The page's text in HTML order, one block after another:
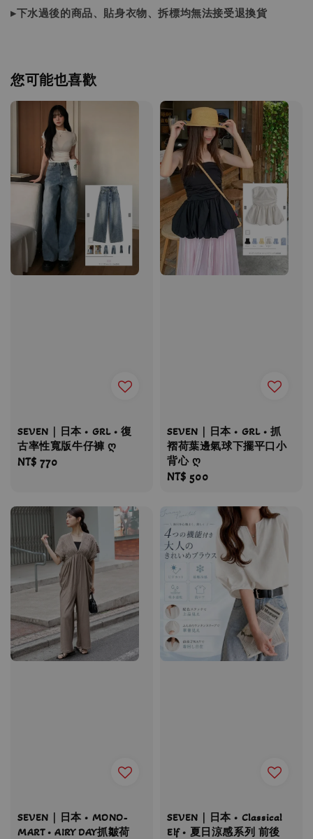
▸下水過後的商品、貼身衣物、拆標均無法接受退換貨
您可能也喜歡
SEVEN｜日本 • GRL • 復
古率性寬版牛仔褲 ღ
Regular
NT$ 770
SEVEN｜日本 • GRL • 抓
褶荷葉邊氣球下擺平口小
背心 ღ
Regular
NT$ 500
SEVEN｜日本 • MONO-
MART • AIRY DAY抓皺荷
SEVEN｜日本 • Classical
Elf • 夏日涼感系列 前後